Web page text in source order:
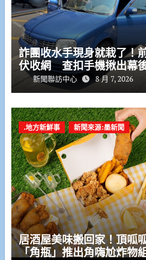
詐團收水手現身就栽了！
伏收網 查扣手機揪出幕
新聞聯訪中心 8 月 7, 2026
.地方新鮮事 新聞來源:墨新聞
居酒屋美味搬回家！頂呱
「角瓶」推出角嗨尬炸物